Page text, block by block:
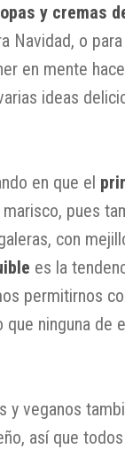
y cremas
Navidad, o
en mente
ideas
en que el
pues
con
es la
permitirnos
ninguna de
y veganos
así que